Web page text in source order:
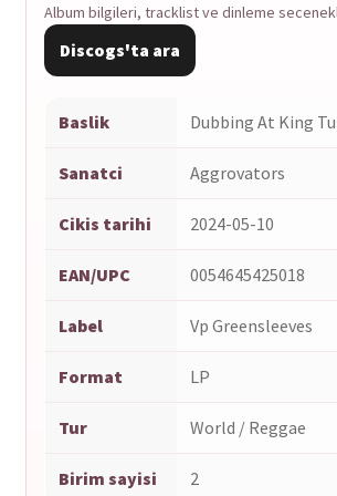
Album bilgileri, tracklist ve dinleme
Discogs'ta ara
Baslik Dubbing At King
Sanatci Aggrovators
Cikis tarihi 2024-05-10
EAN/UPC 0054645425018
Label Vp Greensleeves
Format LP
Tur World / Reggae
Birim sayisi 2